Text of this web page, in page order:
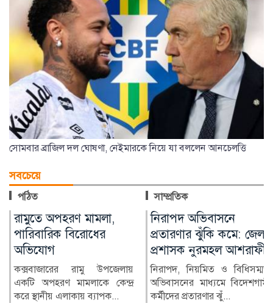
সোমবার ব্রাজিল দল ঘোষণা, নেইমারকে নিয়ে যা বললেন আনচেলত্তি
সবচেয়ে
পঠিত সাম্প্রতিক
নিরাপদ অভিবাসনে
প্রতারণার ঝুঁকি কমে: জেলা
প্রশাসক নুরমহল আশরাফী
নিরাপদ, নিয়মিত ও বিধিসম্মত
অভিবাসনের মাধ্যমে বিদেশগামী
কর্মীদের প্রতারণার ঝুঁ...
জুলাই স্মৃতি জাদুঘর
উদ্বোধন করলেন প্রধানমন্ত্রী
জুলাই গণঅভ্যুত্থানের স্মৃতি
সংরক্ষণ ও পরবর্তী প্রজন্মের কাছে
এর ইতিহাস তুলে ধ...